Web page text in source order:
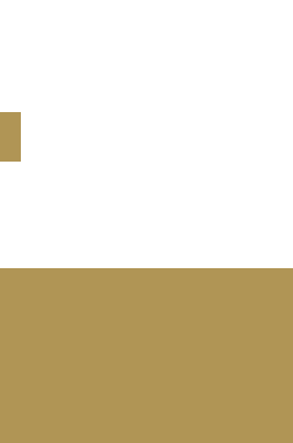
weist
Die